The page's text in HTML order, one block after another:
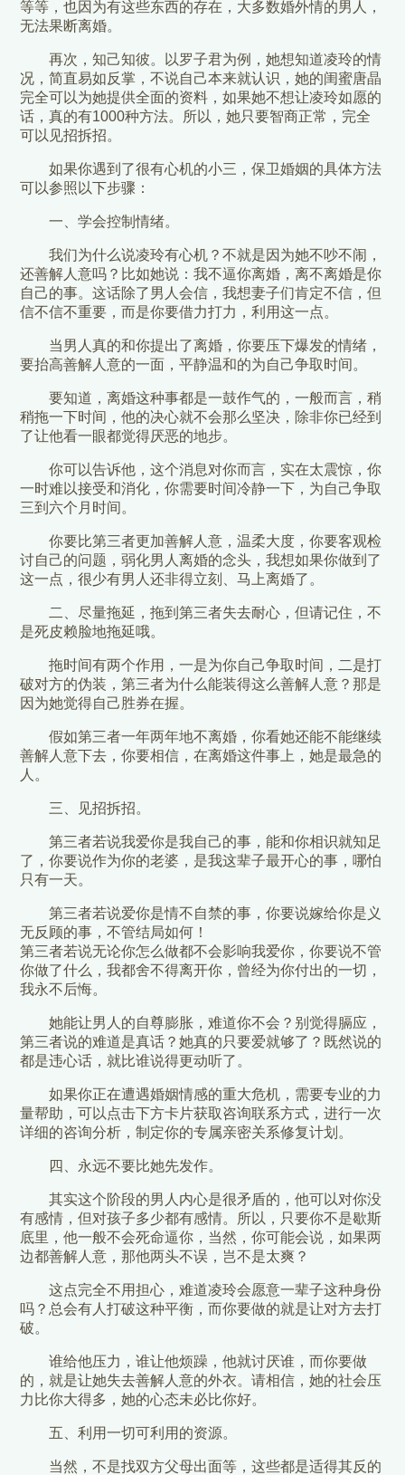
等等，也因为有这些东西的存在，大多数婚外情的男人，
无法果断离婚。
再次，知己知彼。以罗子君为例，她想知道凌玲的情
况，简直易如反掌，不说自己本来就认识，她的闺蜜唐晶
完全可以为她提供全面的资料，如果她不想让凌玲如愿的
话，真的有1000种方法。所以，她只要智商正常，完全
可以见招拆招。
如果你遇到了很有心机的小三，保卫婚姻的具体方法
可以参照以下步骤：
一、学会控制情绪。
我们为什么说凌玲有心机？不就是因为她不吵不闹，
还善解人意吗？比如她说：我不逼你离婚，离不离婚是你
自己的事。这话除了男人会信，我想妻子们肯定不信，但
信不信不重要，而是你要借力打力，利用这一点。
当男人真的和你提出了离婚，你要压下爆发的情绪，
要抬高善解人意的一面，平静温和的为自己争取时间。
要知道，离婚这种事都是一鼓作气的，一般而言，稍
稍拖一下时间，他的决心就不会那么坚决，除非你已经到
了让他看一眼都觉得厌恶的地步。
你可以告诉他，这个消息对你而言，实在太震惊，你
一时难以接受和消化，你需要时间冷静一下，为自己争取
三到六个月时间。
你要比第三者更加善解人意，温柔大度，你要客观检
讨自己的问题，弱化男人离婚的念头，我想如果你做到了
这一点，很少有男人还非得立刻、马上离婚了。
二、尽量拖延，拖到第三者失去耐心，但请记住，不
是死皮赖脸地拖延哦。
拖时间有两个作用，一是为你自己争取时间，二是打
破对方的伪装，第三者为什么能装得这么善解人意？那是
因为她觉得自己胜券在握。
假如第三者一年两年地不离婚，你看她还能不能继续
善解人意下去，你要相信，在离婚这件事上，她是最急的
人。
三、见招拆招。
第三者若说我爱你是我自己的事，能和你相识就知足
了，你要说作为你的老婆，是我这辈子最开心的事，哪怕
只有一天。
第三者若说爱你是情不自禁的事，你要说嫁给你是义
无反顾的事，不管结局如何！
第三者若说无论你怎么做都不会影响我爱你，你要说不管
你做了什么，我都舍不得离开你，曾经为你付出的一切，
我永不后悔。
她能让男人的自尊膨胀，难道你不会？别觉得膈应，
第三者说的难道是真话？她真的只要爱就够了？既然说的
都是违心话，就比谁说得更动听了。
如果你正在遭遇婚姻情感的重大危机，需要专业的力
量帮助，可以点击下方卡片获取咨询联系方式，进行一次
详细的咨询分析，制定你的专属亲密关系修复计划。
四、永远不要比她先发作。
其实这个阶段的男人内心是很矛盾的，他可以对你没
有感情，但对孩子多少都有感情。所以，只要你不是歇斯
底里，他一般不会死命逼你，当然，你可能会说，如果两
边都善解人意，那他两头不误，岂不是太爽？
这点完全不用担心，难道凌玲会愿意一辈子这种身份
吗？总会有人打破这种平衡，而你要做的就是让对方去打
破。
谁给他压力，谁让他烦躁，他就讨厌谁，而你要做
的，就是让她失去善解人意的外衣。请相信，她的社会压
力比你大得多，她的心态未必比你好。
五、利用一切可利用的资源。
当然，不是找双方父母出面等，这些都是适得其反的